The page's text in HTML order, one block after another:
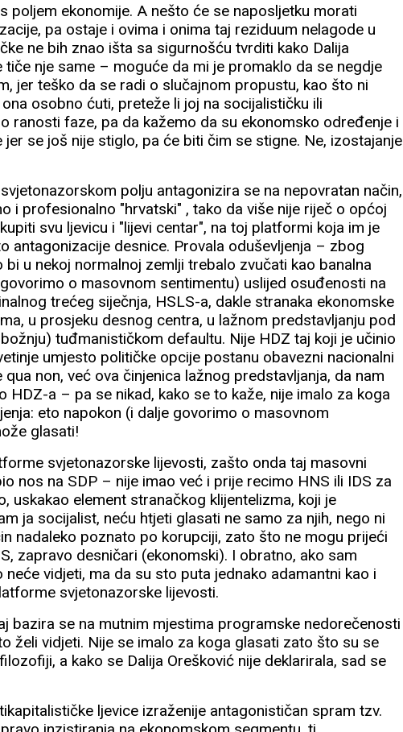
poljem ekonomije. A nešto će se naposljetku morati
pa ostaje i ovima i onima taj reziduum nelagode u
ne bih znao išta sa sigurnošću tvrditi kako Dalija
nje same – moguće da mi je promaklo da se negdje
jer teško da se radi o slučajnom propustu, kao što ni
osobno ćuti, preteže li joj na socijalističku ili
ranosti faze, pa da kažemo da su ekonomsko određenje i
se još nije stiglo, pa će biti čim se stigne. Ne, izostajanje
polju antagonizira se na nepovratan način,
i profesionalno "hrvatski" , tako da više nije riječ o općoj
svu ljevicu i "lijevi centar", na toj platformi koja im je
antagonizacije desnice. Provala oduševljenja – zbog
u nekoj normalnoj zemlji trebalo zvučati kao banalna
o masovnom sentimentu) uslijed osuđenosti na
trećeg siječnja, HSLS-a, dakle stranaka ekonomske
u prosjeku desnog centra, u lažnom predstavljanju pod
tuđmanističkom defaultu. Nije HDZ taj koji je učinio
umjesto političke opcije postanu obavezni nacionalni
non, već ova činjenica lažnog predstavljanja, da nam
HDZ-a – pa se nikad, kako se to kaže, nije imalo za koga
eto napokon (i dalje govorimo o masovnom
glasati!
svjetonazorske lijevosti, zašto onda taj masovni
nos na SDP – nije imao već i prije recimo HNS ili IDS za
uskakao element stranačkog klijentelizma, koji je
ja socijalist, neću htjeti glasati ne samo za njih, nego ni
nadaleko poznato po korupciji, zato što ne mogu prijeći
zapravo desničari (ekonomski). I obratno, ako sam
neće vidjeti, ma da su sto puta jednako adamantni kao i
svjetonazorske lijevosti.
bazira se na mutnim mjestima programske nedorečenosti
želi vidjeti. Nije se imalo za koga glasati zato što su se
a kako se Dalija Orešković nije deklarirala, sad se
ljevice izraženije antagonističan spram tzv.